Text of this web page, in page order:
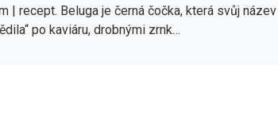
| recept. Beluga je černá čočka, která svůj název
po kaviáru, drobnými zrnk…